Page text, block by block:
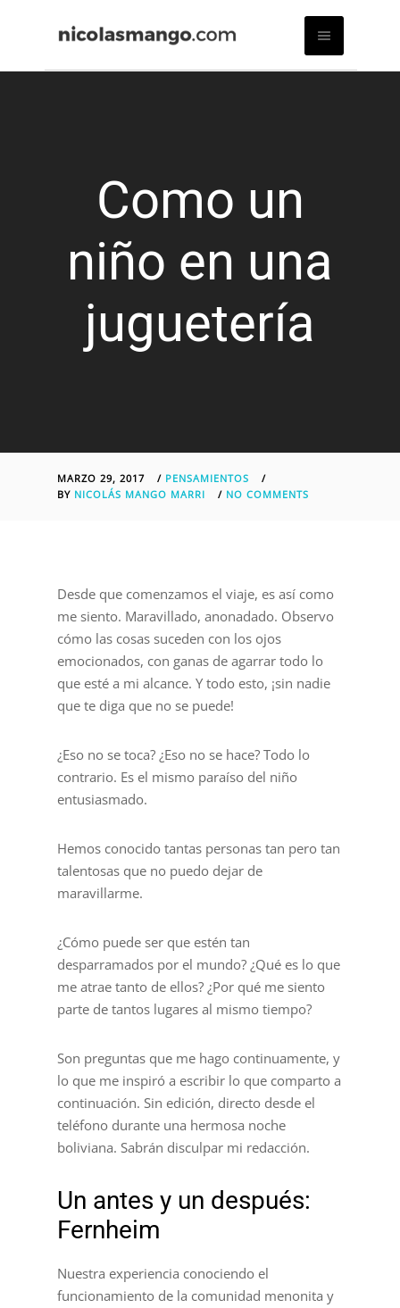
Como un
niño en una
juguetería
MARZO 29, 2017 / PENSAMIENTOS
/
BY NICOLÁS MANGO MARRI / NO COMMENTS
Desde que comenzamos el viaje, es así como
me siento. Maravillado, anonadado. Observo
cómo las cosas suceden con los ojos
emocionados, con ganas de agarrar todo lo
que esté a mi alcance. Y todo esto, ¡sin nadie
que te diga que no se puede!
¿Eso no se toca? ¿Eso no se hace? Todo lo
contrario. Es el mismo paraíso del niño
entusiasmado.
Hemos conocido tantas personas tan pero tan
talentosas que no puedo dejar de
maravillarme.
¿Cómo puede ser que estén tan
desparramados por el mundo? ¿Qué es lo que
me atrae tanto de ellos? ¿Por qué me siento
parte de tantos lugares al mismo tiempo?
Son preguntas que me hago continuamente, y
lo que me inspiró a escribir lo que comparto a
continuación. Sin edición, directo desde el
teléfono durante una hermosa noche
boliviana. Sabrán disculpar mi redacción.
Un antes y un después:
Fernheim
Nuestra experiencia conociendo el
funcionamiento de la comunidad menonita y